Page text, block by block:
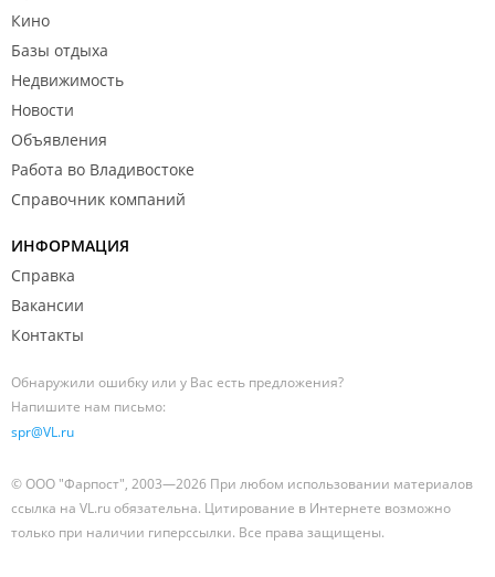
Кино
Базы отдыха
Недвижимость
Новости
Объявления
Работа во Владивостоке
Справочник компаний
ИНФОРМАЦИЯ
Справка
Вакансии
Контакты
Обнаружили ошибку или у Вас есть предложения?
Напишите нам письмо:
spr@VL.ru
© ООО "Фарпост", 2003—2026 При любом использовании материалов
ссылка на VL.ru обязательна. Цитирование в Интернете возможно
только при наличии гиперссылки. Все права защищены.